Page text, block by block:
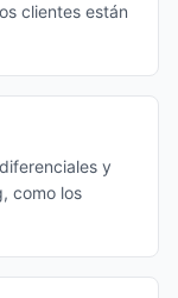
clientes están
y
como los